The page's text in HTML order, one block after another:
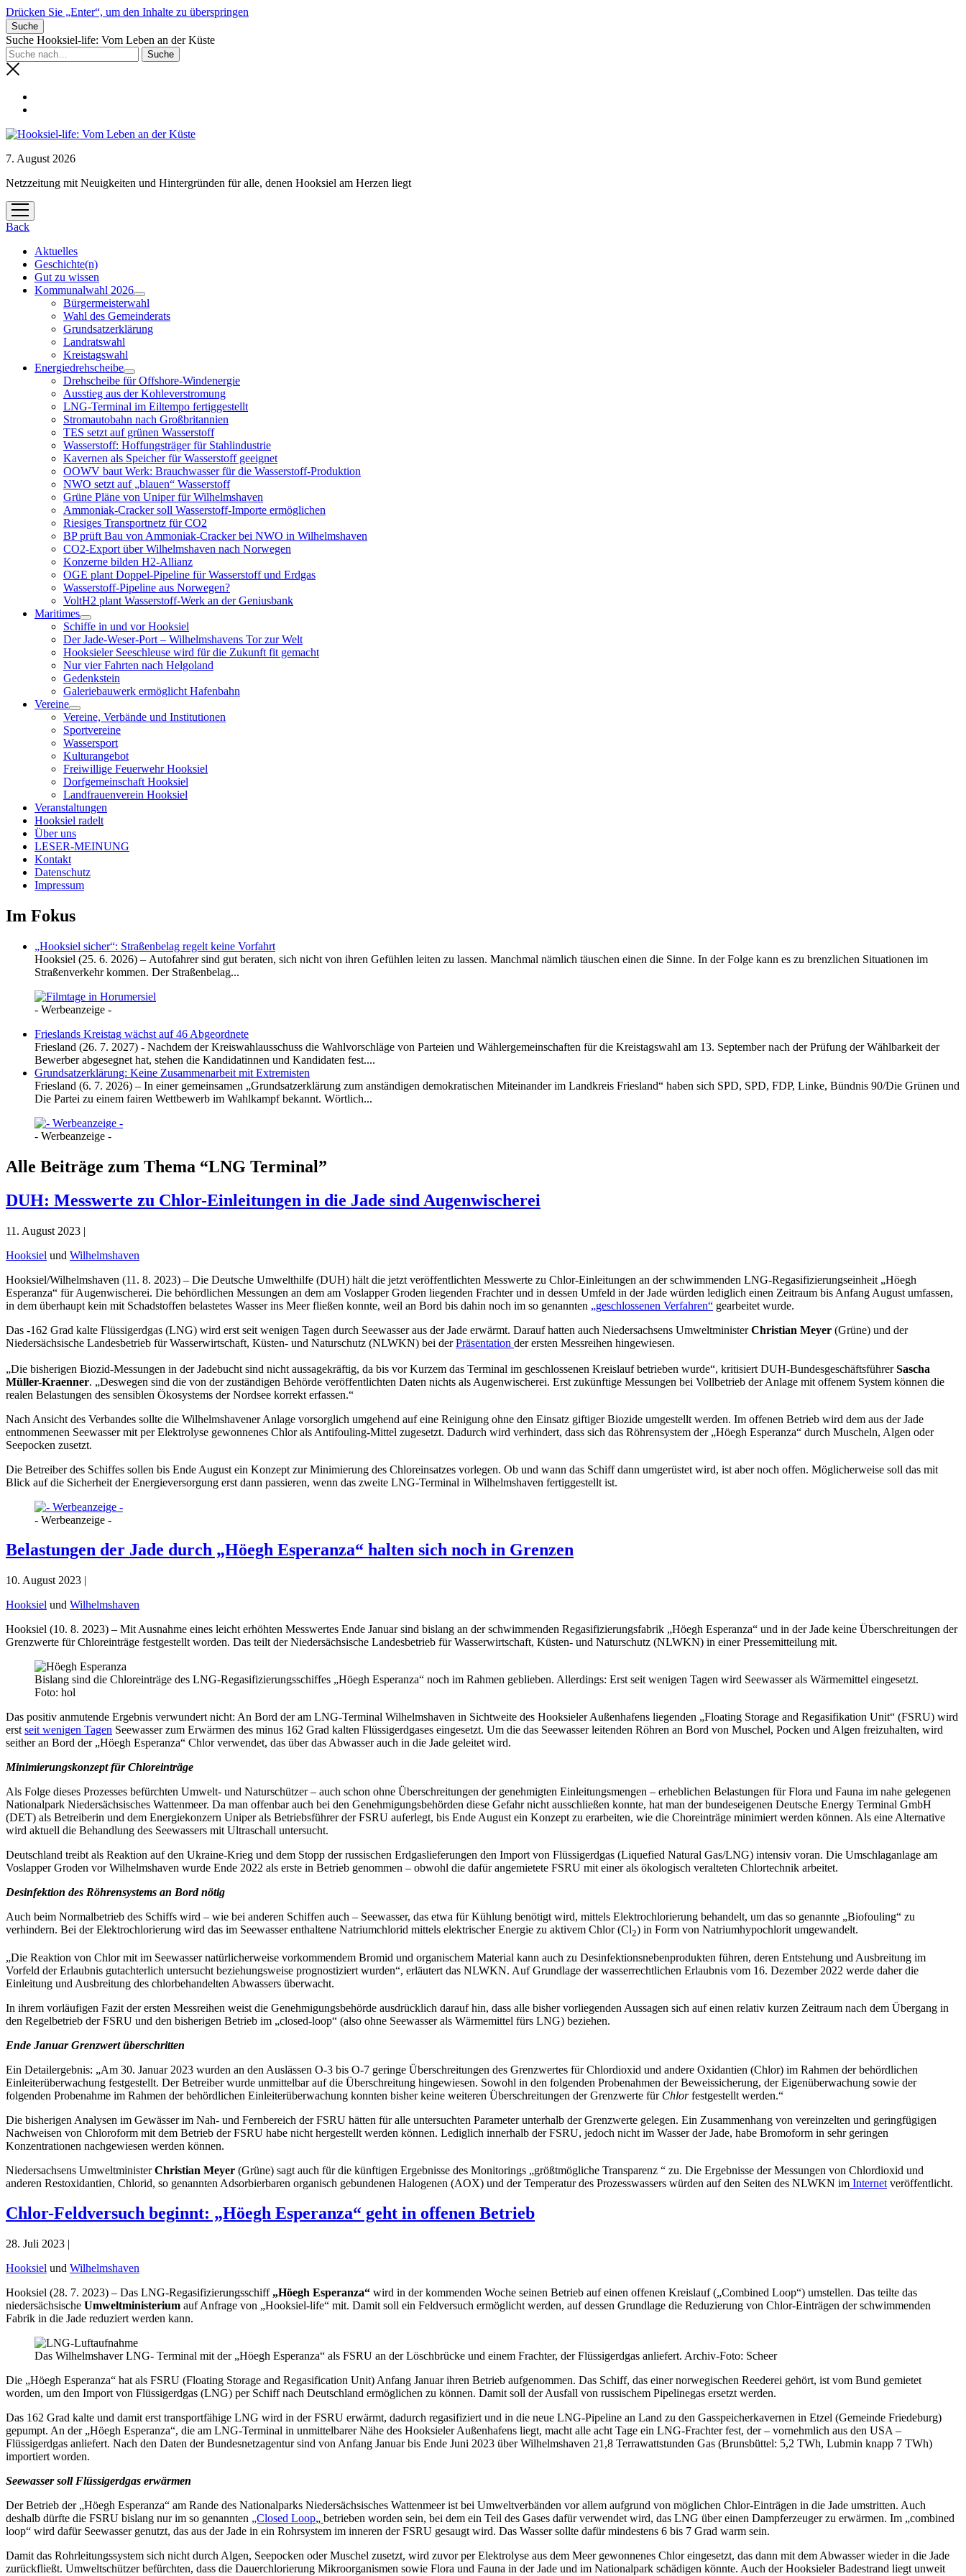
Drücken Sie „Enter“, um den Inhalte zu überspringen
Suche
Suche Hooksiel-life: Vom Leben an der Küste
7. August 2026
Netzzeitung mit Neuigkeiten und Hintergründen für alle, denen Hooksiel am Herzen liegt
Menü
öffnen
Back
Aktuelles
Geschichte(n)
Gut zu wissen
Kommunalwahl 2026
Menü
öffnen
Bürgermeisterwahl
Wahl des Gemeinderats
Grundsatzerklärung
Landratswahl
Kreistagswahl
Energiedrehscheibe
Menü
öffnen
Drehscheibe für Offshore-Windenergie
Ausstieg aus der Kohleverstromung
LNG-Terminal im Eiltempo fertiggestellt
Stromautobahn nach Großbritannien
TES setzt auf grünen Wasserstoff
Wasserstoff: Hoffungsträger für Stahlindustrie
Kavernen als Speicher für Wasserstoff geeignet
OOWV baut Werk: Brauchwasser für die Wasserstoff-Produktion
NWO setzt auf „blauen“ Wasserstoff
Grüne Pläne von Uniper für Wilhelmshaven
Ammoniak-Cracker soll Wasserstoff-Importe ermöglichen
Riesiges Transportnetz für CO2
BP prüft Bau von Ammoniak-Cracker bei NWO in Wilhelmshaven
CO2-Export über Wilhelmshaven nach Norwegen
Konzerne bilden H2-Allianz
OGE plant Doppel-Pipeline für Wasserstoff und Erdgas
Wasserstoff-Pipeline aus Norwegen?
VoltH2 plant Wasserstoff-Werk an der Geniusbank
Maritimes
Menü
öffnen
Schiffe in und vor Hooksiel
Der Jade-Weser-Port – Wilhelmshavens Tor zur Welt
Hooksieler Seeschleuse wird für die Zukunft fit gemacht
Nur vier Fahrten nach Helgoland
Gedenkstein
Galeriebauwerk ermöglicht Hafenbahn
Vereine
Menü
öffnen
Vereine, Verbände und Institutionen
Sportvereine
Wassersport
Kulturangebot
Freiwillige Feuerwehr Hooksiel
Dorfgemeinschaft Hooksiel
Landfrauenverein Hooksiel
Veranstaltungen
Hooksiel radelt
Über uns
LESER-MEINUNG
Kontakt
Datenschutz
Impressum
Im Fokus
„Hooksiel sicher“: Straßenbelag regelt keine Vorfahrt
Hooksiel (25. 6. 2026) – Autofahrer sind gut beraten, sich nicht von ihren Gefühlen leiten zu lassen. Manchmal nämlich täuschen einen die Sinne. In der Folge kann es zu brenzlichen Situationen im
Straßenverkehr kommen. Der Straßenbelag...
- Werbeanzeige -
Frieslands Kreistag wächst auf 46 Abgeordnete
Friesland (26. 7. 2027) - Nachdem der Kreiswahlausschuss die Wahlvorschläge von Parteien und Wählergemeinschaften für die Kreistagswahl am 13. September nach der Prüfung der Wählbarkeit der
Bewerber abgesegnet hat, stehen die Kandidatinnen und Kandidaten fest....
Grundsatzerklärung: Keine Zusammenarbeit mit Extremisten
Friesland (6. 7. 2026) – In einer gemeinsamen „Grundsatzerklärung zum anständigen demokratischen Miteinander im Landkreis Friesland“ haben sich SPD, SPD, FDP, Linke, Bündnis 90/Die Grünen und
Die Partei zu einem fairen Wettbewerb im Wahlkampf bekannt. Wörtlich...
- Werbeanzeige -
Alle Beiträge zum Thema “LNG Terminal”
DUH: Messwerte zu Chlor-Einleitungen in die Jade sind Augenwischerei
11. August 2023 |
Hooksiel und Wilhelmshaven
Hooksiel/Wilhelmshaven (11. 8. 2023) – Die Deutsche Umwelthilfe (DUH) hält die jetzt veröffentlichten Messwerte zu Chlor-Einleitungen an der schwimmenden LNG-Regasifizierungseinheit „Höegh
Esperanza“ für Augenwischerei. Die behördlichen Messungen an dem am Voslapper Groden liegenden Frachter und in dessen Umfeld in der Jade würden lediglich einen Zeitraum bis Anfang August umfassen,
in dem überhaupt kein mit Schadstoffen belastetes Wasser ins Meer fließen konnte, weil an Bord bis dahin noch im so genannten „geschlossenen Verfahren“ gearbeitet wurde.
Das -162 Grad kalte Flüssigerdgas (LNG) wird erst seit wenigen Tagen durch Seewasser aus der Jade erwärmt. Darauf hatten auch Niedersachsens UmweltministerChristian Meyer (Grüne) und der
Niedersächsische Landesbetrieb für Wasserwirtschaft, Küsten- und Naturschutz (NLWKN) bei derPräsentation der ersten Messreihen hingewiesen.
„Die bisherigen Biozid-Messungen in der Jadebucht sind nicht aussagekräftig, da bis vor Kurzem das Terminal im geschlossenen Kreislauf betrieben wurde“, kritisiert DUH-BundesgeschäftsführerSascha
Müller-Kraenner. „Deswegen sind die von der zuständigen Behörde veröffentlichten Daten nichts als Augenwischerei. Erst zukünftige Messungen bei Vollbetrieb der Anlage mit offenem System können die
realen Belastungen des sensiblen Ökosystems der Nordsee korrekt erfassen.“
Nach Ansicht des Verbandes sollte die Wilhelmshavener Anlage vorsorglich umgehend auf eine Reinigung ohne den Einsatz giftiger Biozide umgestellt werden. Im offenen Betrieb wird dem aus der Jade
entnommenen Seewasser mit per Elektrolyse gewonnenes Chlor als Antifouling-Mittel zugesetzt. Dadurch wird verhindert, dass sich das Röhrensystem der „Höegh Esperanza“ durch Muscheln, Algen oder
Seepocken zusetzt.
Die Betreiber des Schiffes sollen bis Ende August ein Konzept zur Minimierung des Chloreinsatzes vorlegen. Ob und wann das Schiff dann umgerüstet wird, ist aber noch offen. Möglicherweise soll das mit
Blick auf die Sicherheit der Energieversorgung erst dann passieren, wenn das zweite LNG-Terminal in Wilhelmshaven fertiggestellt ist.
- Werbeanzeige -
Belastungen der Jade durch „Höegh Esperanza“ halten sich noch in Grenzen
10. August 2023 |
Hooksiel und Wilhelmshaven
Hooksiel (10. 8. 2023) – Mit Ausnahme eines leicht erhöhten Messwertes Ende Januar sind bislang an der schwimmenden Regasifizierungsfabrik „Höegh Esperanza“ und in der Jade keine Überschreitungen der
Grenzwerte für Chloreinträge festgestellt worden. Das teilt der Niedersächsische Landesbetrieb für Wasserwirtschaft, Küsten- und Naturschutz (NLWKN) in einer Pressemitteilung mit.
Bislang sind die Chloreinträge des LNG-Regasifizierungsschiffes „Höegh Esperanza“ noch im Rahmen geblieben. Allerdings: Erst seit wenigen Tagen wird Seewasser als Wärmemittel eingesetzt.
Foto: hol
Das positiv anmutende Ergebnis verwundert nicht: An Bord der am LNG-Terminal Wilhelmshaven in Sichtweite des Hooksieler Außenhafens liegenden „Floating Storage and Regasifikation Unit“ (FSRU) wird
erst seit wenigen Tagen Seewasser zum Erwärmen des minus 162 Grad kalten Flüssigerdgases eingesetzt. Um die das Seewasser leitenden Röhren an Bord von Muschel, Pocken und Algen freizuhalten, wird
seither an Bord der „Höegh Esperanza“ Chlor verwendet, das über das Abwasser auch in die Jade geleitet wird.
Minimierungskonzept für Chloreinträge
Als Folge dieses Prozesses befürchten Umwelt- und Naturschützer – auch schon ohne Überschreitungen der genehmigten Einleitungsmengen – erheblichen Belastungen für Flora und Fauna im nahe gelegenen
Nationalpark Niedersächsisches Wattenmeer. Da man offenbar auch bei den Genehmigungsbehörden diese Gefahr nicht ausschließen konnte, hat man der bundeseigenen Deutsche Energy Terminal GmbH
(DET) als Betreiberin und dem Energiekonzern Uniper als Betriebsführer der FSRU auferlegt, bis Ende August ein Konzept zu erarbeiten, wie die Choreinträge minimiert werden können. Als eine Alternative
wird aktuell die Behandlung des Seewassers mit Ultraschall untersucht.
Deutschland treibt als Reaktion auf den Ukraine-Krieg und dem Stopp der russischen Erdgaslieferungen den Import von Flüssigerdgas (Liquefied Natural Gas/LNG) intensiv voran. Die Umschlaganlage am
Voslapper Groden vor Wilhelmshaven wurde Ende 2022 als erste in Betrieb genommen – obwohl die dafür angemietete FSRU mit einer als ökologisch veralteten Chlortechnik arbeitet.
Desinfektion des Röhrensystems an Bord nötig
Auch beim Normalbetrieb des Schiffs wird – wie bei anderen Schiffen auch – Seewasser, das etwa für Kühlung benötigt wird, mittels Elektrochlorierung behandelt, um das so genannte „Biofouling“ zu
verhindern. Bei der Elektrochlorierung wird das im Seewasser enthaltene Natriumchlorid mittels elektrischer Energie zu aktivem Chlor (Cl2) in Form von Natriumhypochlorit umgewandelt.
„Die Reaktion von Chlor mit im Seewasser natürlicherweise vorkommendem Bromid und organischem Material kann auch zu Desinfektionsnebenprodukten führen, deren Entstehung und Ausbreitung im
Vorfeld der Erlaubnis gutachterlich untersucht beziehungsweise prognostiziert wurden“, erläutert das NLWKN. Auf Grundlage der wasserrechtlichen Erlaubnis vom 16. Dezember 2022 werde daher die
Einleitung und Ausbreitung des chlorbehandelten Abwassers überwacht.
In ihrem vorläufigen Fazit der ersten Messreihen weist die Genehmigungsbehörde ausdrücklich darauf hin, dass alle bisher vorliegenden Aussagen sich auf einen relativ kurzen Zeitraum nach dem Übergang in
den Regelbetrieb der FSRU und den bisherigen Betrieb im „closed-loop“ (also ohne Seewasser als Wärmemittel fürs LNG) beziehen.
Ende Januar Grenzwert überschritten
Ein Detailergebnis: „Am 30. Januar 2023 wurden an den Auslässen O-3 bis O-7 geringe Überschreitungen des Grenzwertes für Chlordioxid und andere Oxidantien (Chlor) im Rahmen der behördlichen
Einleiterüberwachung festgestellt. Der Betreiber wurde unmittelbar auf die Überschreitung hingewiesen. Sowohl in den folgenden Probenahmen der Beweissicherung, der Eigenüberwachung sowie der
folgenden Probenahme im Rahmen der behördlichen Einleiterüberwachung konnten bisher keine weiteren Überschreitungen der Grenzwerte für Chlorfestgestellt werden.“
Die bisherigen Analysen im Gewässer im Nah- und Fernbereich der FSRU hätten für alle untersuchten Parameter unterhalb der Grenzwerte gelegen. Ein Zusammenhang von vereinzelten und geringfügigen
Nachweisen von Chloroform mit dem Betrieb der FSRU habe nicht hergestellt werden können. Lediglich innerhalb der FSRU, jedoch nicht im Wasser der Jade, habe Bromoform in sehr geringen
Konzentrationen nachgewiesen werden können.
Niedersachsens UmweltministerChristian Meyer (Grüne) sagt auch für die künftigen Ergebnisse des Monitorings „größtmögliche Transparenz “ zu. Die Ergebnisse der Messungen von Chlordioxid und
anderen Restoxidantien, Chlorid, so genannten Adsorbierbaren organisch gebundenen Halogenen (AOX) und der Temperatur des Prozesswassers würden auf den Seiten des NLWKN im Internet veröffentlicht.
Chlor-Feldversuch beginnt: „Höegh Esperanza“ geht in offenen Betrieb
28. Juli 2023 |
Hooksiel und Wilhelmshaven
Hooksiel (28. 7. 2023) – Das LNG-Regasifizierungsschiff „Höegh Esperanza“ wird in der kommenden Woche seinen Betrieb auf einen offenen Kreislauf („Combined Loop“) umstellen. Das teilte das
niedersächsische Umweltministerium auf Anfrage von „Hooksiel-life“ mit. Damit soll ein Feldversuch ermöglicht werden, auf dessen Grundlage die Reduzierung von Chlor-Einträgen der schwimmenden
Fabrik in die Jade reduziert werden kann.
Das Wilhelmshaver LNG- Terminal mit der „Höegh Esperanza“ als FSRU an der Löschbrücke und einem Frachter, der Flüssigerdgas anliefert. Archiv-Foto: Scheer
Die „Höegh Esperanza“ hat als FSRU (Floating Storage and Regasification Unit) Anfang Januar ihren Betrieb aufgenommen. Das Schiff, das einer norwegischen Reederei gehört, ist vom Bund gemietet
worden, um den Import von Flüssigerdgas (LNG) per Schiff nach Deutschland ermöglichen zu können. Damit soll der Ausfall von russischem Pipelinegas ersetzt werden.
Das 162 Grad kalte und damit erst transportfähige LNG wird in der FSRU erwärmt, dadurch regasifiziert und in die neue LNG-Pipeline an Land zu den Gasspeicherkavernen in Etzel (Gemeinde Friedeburg)
gepumpt. An der „Höegh Esperanza“, die am LNG-Terminal in unmittelbarer Nähe des Hooksieler Außenhafens liegt, macht alle acht Tage ein LNG-Frachter fest, der – vornehmlich aus den USA –
Flüssigerdgas anliefert. Nach den Daten der Bundesnetzagentur sind von Anfang Januar bis Ende Juni 2023 über Wilhelmshaven 21,8 Terrawattstunden Gas (Brunsbüttel: 5,2 TWh, Lubmin knapp 7 TWh)
importiert worden.
Seewasser soll Flüssigerdgas erwärmen
Der Betrieb der „Höegh Esperanza“ am Rande des Nationalparks Niedersächsisches Wattenmeer ist bei Umweltverbänden vor allem aufgrund von möglichen Chlor-Einträgen in die Jade umstritten. Auch
deshalb dürfte die FSRU bislang nur im so genannten „Closed Loop„ betrieben worden sein, bei dem ein Teil des Gases dafür verwendet wird, das LNG über einen Dampferzeuger zu erwärmen. Im „combined
loop“ wird dafür Seewasser genutzt, das aus der Jade in ein Rohrsystem im inneren der FSRU gesaugt wird. Das Wasser sollte dafür mindestens 6 bis 7 Grad warm sein.
Damit das Rohrleitungssystem sich nicht durch Algen, Seepocken oder Muschel zusetzt, wird zuvor per Elektrolyse aus dem Meer gewonnenes Chlor eingesetzt, das dann mit dem Abwasser wieder in die Jade
zurückfließt. Umweltschützer befürchten, dass die Dauerchlorierung Mikroorganismen sowie Flora und Fauna in der Jade und im Nationalpark schädigen könnte. Auch der Hooksieler Badestrand liegt unweit